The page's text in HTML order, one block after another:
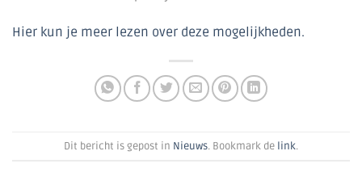
Hier kun je meer lezen over deze mogelijkheden.
Dit bericht is gepost in Nieuws. Bookmark de link.